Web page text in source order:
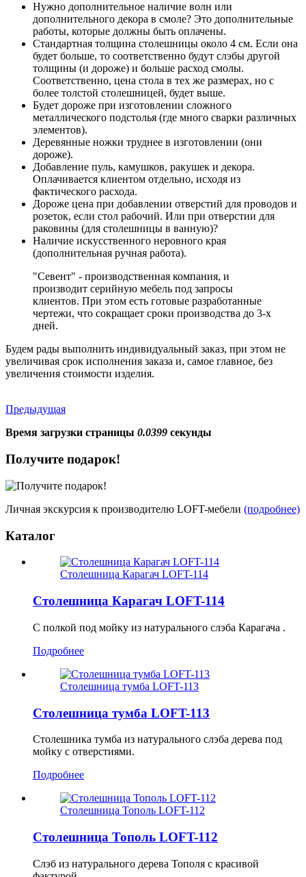
Нужно дополнительное наличие волн или
дополнительного декора в смоле? Это дополнительные
работы, которые должны быть оплачены.
Стандартная толщина столешницы около 4 см. Если она
будет больше, то соответственно будут слэбы другой
толщины (и дороже) и больше расход смолы.
Соответственно, цена стола в тех же размерах, но с
более толстой столешницей, будет выше.
Будет дороже при изготовлении сложного
металлического подстолья (где много сварки различных
элементов).
Деревянные ножки труднее в изготовлении (они
дороже).
Добавление пуль, камушков, ракушек и декора.
Оплачивается клиентом отдельно, исходя из
фактического расхода.
Дороже цена при добавлении отверстий для проводов и
розеток, если стол рабочий. Или при отверстии для
раковины (для столешницы в ванную)?
Наличие искусственного неровного края
(дополнительная ручная работа).
"Севент" - производственная компания, и
производит серийную мебель под запросы
клиентов. При этом есть готовые разработанные
чертежи, что сокращает сроки производства до 3-х
дней.
Будем рады выполнить индивидуальный заказ, при этом не
увеличивая срок исполнения заказа и, самое главное, без
увеличения стоимости изделия.
Предыдущая
Время загрузки страницы 0.0399 секунды
Получите подарок!
Личная экскурсия к производителю LOFT-мебели (подробнее)
Каталог
Столешница Карагач LOFT-114
Столешница Карагач LOFT-114
С полкой под мойку из натурального слэба Карагача .
Подробнее
Столешница тумба LOFT-113
Столешница тумба LOFT-113
Столешника тумба из натурального слэба дерева под
мойку с отверстиями.
Подробнее
Столешница Тополь LOFT-112
Столешница Тополь LOFT-112
Слэб из натурального дерева Тополя с красивой